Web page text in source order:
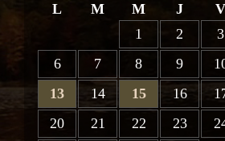
L
M M J V
1 2 3
6
7 8 9
13
14 15 16
20
21 22 23